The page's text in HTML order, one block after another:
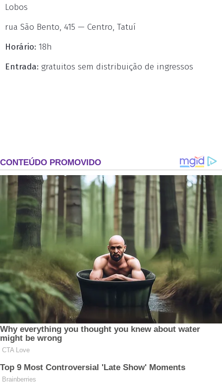
Lobos
rua São Bento, 415 — Centro, Tatuí
Horário: 18h
Entrada: gratuitos sem distribuição de ingressos